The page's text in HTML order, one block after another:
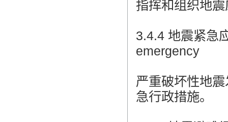
指挥和组织地
3.4.4 地震紧急
emergency
严重破坏性地
急行政措施。